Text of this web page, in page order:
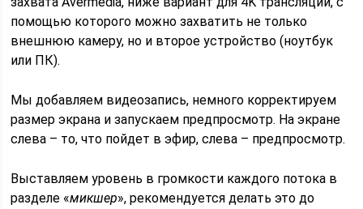
помощью которого можно захватить не только
внешнюю камеру, но и второе устройство (ноутбук
или ПК).
Мы добавляем видеозапись, немного корректируем
размер экрана и запускаем предпросмотр. На экране
слева – то, что пойдет в эфир, слева – предпросмотр.
Выставляем уровень в громкости каждого потока в
разделе «микшер», рекомендуется делать это до